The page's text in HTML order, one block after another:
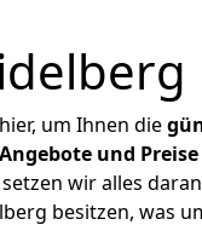
um Ihnen die
und Preise
wir alles
besitzen, was